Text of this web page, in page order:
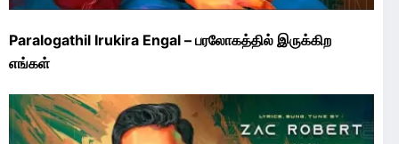
Paralogathil Irukira Engal – பரலோகத்தில் இருக்கிற
எங்கள்